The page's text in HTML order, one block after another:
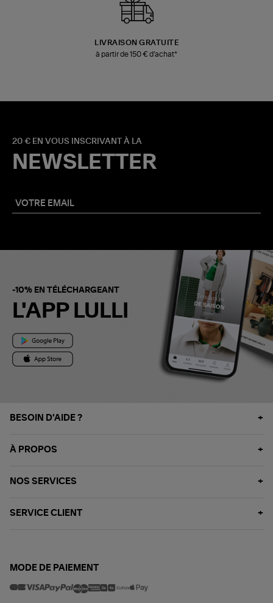
LIVRAISON GRATUITE
à partir de 150 € d'achat*
20 € EN VOUS INSCRIVANT À LA
NEWSLETTER
-10% EN TÉLÉCHARGEANT
L'APP LULLI
BESOIN D'AIDE ?
À PROPOS
NOS SERVICES
SERVICE CLIENT
MODE DE PAIEMENT